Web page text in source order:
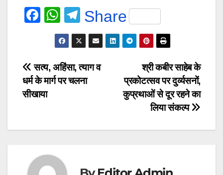
F
e
b
o
k
W
h
at
s
A
T
el
e
gr
a
Share
Post
navigation
श्री कबीर साहेब के
प्रकोटत्सव पर दुर्व्यसनों,
कुप्रथाओं से दूर रहने का
लिया संकल्प
सत्य, अहिंसा, त्याग व
धर्म के मार्ग पर चलना
सीखाया